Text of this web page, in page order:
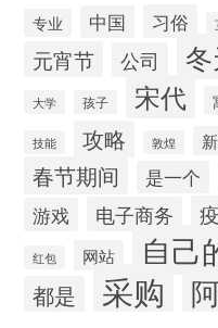
专业 中国 习俗
元宵节 公司
大学 孩子 宋代
技能 攻略 敦煌
春节期间 是一个
游戏 电子商务
红包 网站 自己
都是 采购